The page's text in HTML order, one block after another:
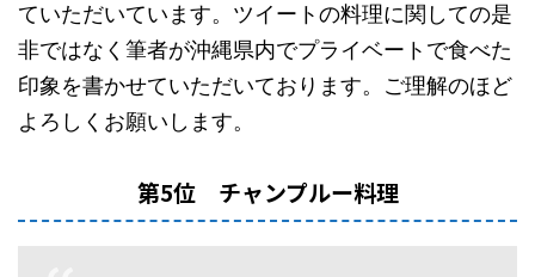
ていただいています。ツイートの料理に関しての是
非ではなく筆者が沖縄県内でプライベートで食べた
印象を書かせていただいております。ご理解のほど
よろしくお願いします。
第5位 チャンプルー料理